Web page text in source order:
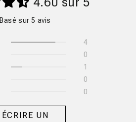
Basé sur 5 avis
4
0
1
0
0
ÉCRIRE UN